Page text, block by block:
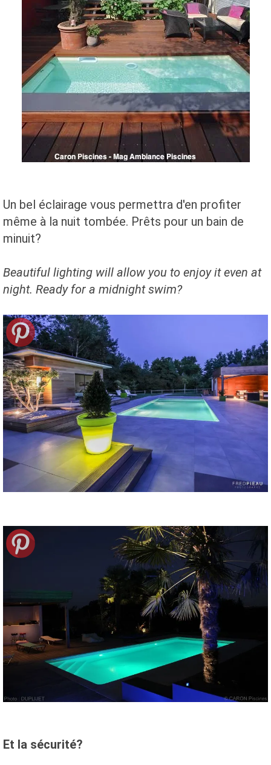
Un bel éclairage vous permettra d'en profiter
même à la nuit tombée. Prêts pour un bain de
minuit?
Beautiful lighting will allow you to enjoy it even at
night. Ready for a midnight swim?
Et la sécurité?